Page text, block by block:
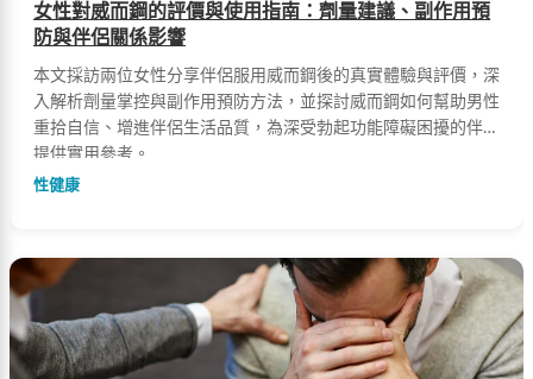
女性對威而鋼的評價與使用指南：劑量建議、副作用預
防與伴侶關係影響
本文採訪兩位女性分享伴侶服用威而鋼後的真實體驗與評價，深
入解析劑量掌控與副作用預防方法，並探討威而鋼如何幫助男性
重拾自信、增進伴侶生活品質，為深受勃起功能障礙困擾的伴侶
提供實用參考。
性健康